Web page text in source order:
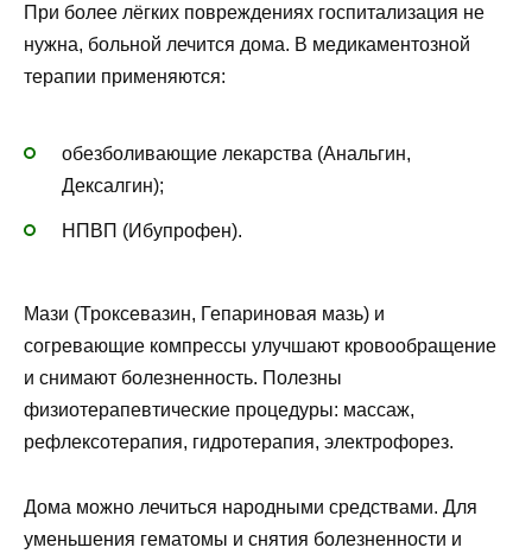
При более лёгких повреждениях госпитализация не
нужна, больной лечится дома. В медикаментозной
терапии применяются:
обезболивающие лекарства (Анальгин,
Дексалгин);
НПВП (Ибупрофен).
Мази (Троксевазин, Гепариновая мазь) и
согревающие компрессы улучшают кровообращение
и снимают болезненность. Полезны
физиотерапевтические процедуры: массаж,
рефлексотерапия, гидротерапия, электрофорез.
Дома можно лечиться народными средствами. Для
уменьшения гематомы и снятия болезненности и